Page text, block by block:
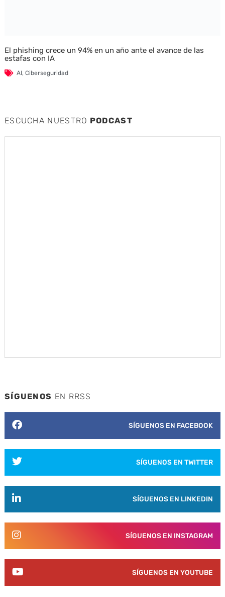
El phishing crece un 94% en un año ante el avance de las
estafas con IA
AI, Ciberseguridad
ESCUCHA NUESTRO PODCAST
SÍGUENOS EN RRSS
SÍGUENOS EN FACEBOOK
SÍGUENOS EN TWITTER
SÍGUENOS EN LINKEDIN
SÍGUENOS EN INSTAGRAM
SÍGUENOS EN YOUTUBE